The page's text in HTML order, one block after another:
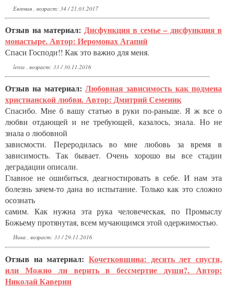
Евгения , возраст: 34 / 21.03.2017
Отзыв на материал: Дисфункция в семье – дисфункция в
монастыре. Автор: Иеромонах Агапий
Спаси Господи!! Как это важно для меня.
lenta , возраст: 33 / 30.11.2016
Отзыв на материал: Любовная зависимость как подмена
христианской любви. Автор: Дмитрий Семеник
Спасибо. Мне б вашу статью в руки по-раньше. Я ж все о
любви отдающей и не требующей, казалось, знала. Но не
знала о любовной
зависмости. Переродилась во мне любовь за время в
зависимость. Так бывает. Очень хорошо вы все стадии
деградации описали.
Главное не ошибиться, деагностировать в себе. И нам эта
болезнь зачем-то дана во испытание. Только как это сложно
осознать
самим. Как нужна эта рука человеческая, по Промыслу
Божьему протянутая, всем мучающимся этой одержимостью.
Ника , возраст: 33 / 29.11.2016
Отзыв на материал: Кочетковщина: десять лет спустя,
или Можно ли верить в бессмертие души?. Автор:
Николай Каверин